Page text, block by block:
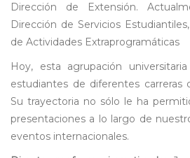
Dirección de Extensión.
Dirección de Servicios
de Actividades Extraprogramáticas
Hoy, esta agrupación
estudiantes de diferentes carreras
Su trayectoria no sólo le ha
presentaciones a lo largo de
eventos internacionales.